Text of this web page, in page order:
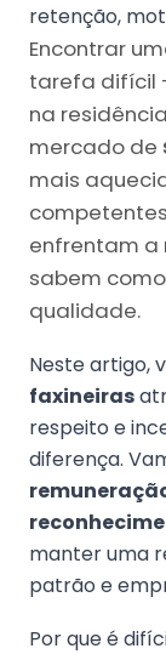
retenção,
Encontrar
tarefa difícil
na
mercado de
mais
enfrentam
sabem
qualidade.
Neste artigo,
faxineiras
respeito e
diferença.
manter uma
patrão e
Por que é